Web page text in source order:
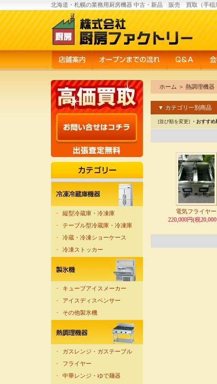
北海道・札幌の業務用厨房機器 中古・新品 販売 買取（手稲
・
縦型冷蔵庫・冷凍庫
・
テーブル型冷蔵庫・冷凍庫
・
冷蔵・冷凍ショーケース
・
冷凍ストッカー
・
キューブアイスメーカー
・
アイスディスペンサー
・
その他製氷機
・
ガスレンジ・ガステーブル
・
フライヤー
・
中華レンジ・ゆで麺器
ホーム ＞ 熱調理機器
▼ カテゴリー別商品
[並び順を変更] ・おすすめ
電気フライヤー
220,000円(税